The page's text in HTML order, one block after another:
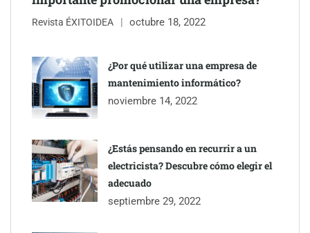
Revista ÉXITOIDEA octubre 18, 2022
¿Por qué utilizar una empresa de
mantenimiento informático?
noviembre 14, 2022
¿Estás pensando en recurrir a un
electricista? Descubre cómo elegir el
adecuado
septiembre 29, 2022